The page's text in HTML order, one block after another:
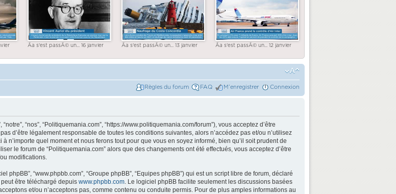
Ãa s'est passÃ© un... 16 janvier Ãa s'est passÃ© un... 13 janvier Ãa s'est passÃ© un... 12 janvier
Règles du forum FAQ M’enregistrer Connexion
“nos”, “Politiquemania.com”, “https://www.politiquemania.com/forum”), vous acceptez d’être
d’être légalement responsable de toutes les conditions suivantes, alors n’accédez pas et/ou n’utilisez
n’importe quel moment et nous ferons tout pour que vous en soyez informé, bien qu’il soit prudent de
le forum de “Politiquemania.com” alors que des changements ont été effectués, vous acceptez d’être
modifications.
phpBB”, “www.phpbb.com”, “Groupe phpBB”, “Equipes phpBB”) qui est un script libre de forum, déclaré
peut être téléchargé depuis www.phpbb.com. Le logiciel phpBB facilite seulement les discussions basées
et/ou n’acceptons pas, comme contenu ou conduite permis. Pour de plus amples informations au